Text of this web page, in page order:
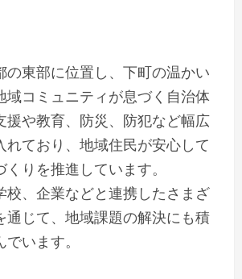
の東部に位置し、下町の温かい
域コミュニティが息づく自治体
援や教育、防災、防犯など幅広
れており、地域住民が安心して
りを推進しています。
校、企業などと連携したさまざ
通じて、地域課題の解決にも積
います。